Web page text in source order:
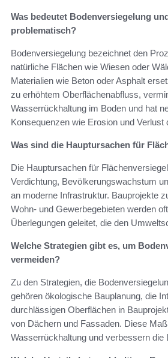
Was bedeutet Bodenversiegelung
problematisch?
Bodenversiegelung bezeichnet den
natürliche Flächen wie Wiesen oder
Materialien wie Beton oder Asphalt
zu erhöhtem Oberflächenabfluss,
Wasserrückhaltung im Boden und hat
Konsequenzen wie Erosion und Verlust
Was sind die Hauptursachen für
Die Hauptursachen für
Verdichtung, Bevölkerungswachstum
an moderne Infrastruktur. Bauprojekte
Wohn- und Gewerbegebieten werden
Überlegungen geleitet, die den
Welche Strategien gibt es, um
vermeiden?
Zu den Strategien, die
gehören ökologische Bauplanung, die
durchlässigen Oberflächen in
von Dächern und Fassaden. Diese
Wasserrückhaltung und verbessern die